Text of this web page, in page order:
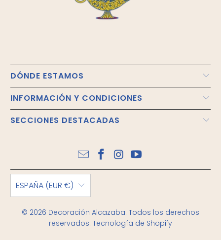
DÓNDE ESTAMOS
INFORMACIÓN Y CONDICIONES
SECCIONES DESTACADAS
ESPAÑA (EUR €)
© 2026 Decoración Alcazaba. Todos los derechos
reservados. Tecnología de Shopify